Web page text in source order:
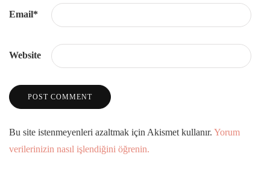
Email*
Website
Bu site istenmeyenleri azaltmak için Akismet kullanır. Yorum
verilerinizin nasıl işlendiğini öğrenin.